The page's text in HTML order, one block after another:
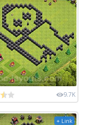
9.7K
+ Link